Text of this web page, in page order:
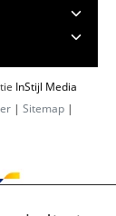
InStijl Media
| Sitemap |